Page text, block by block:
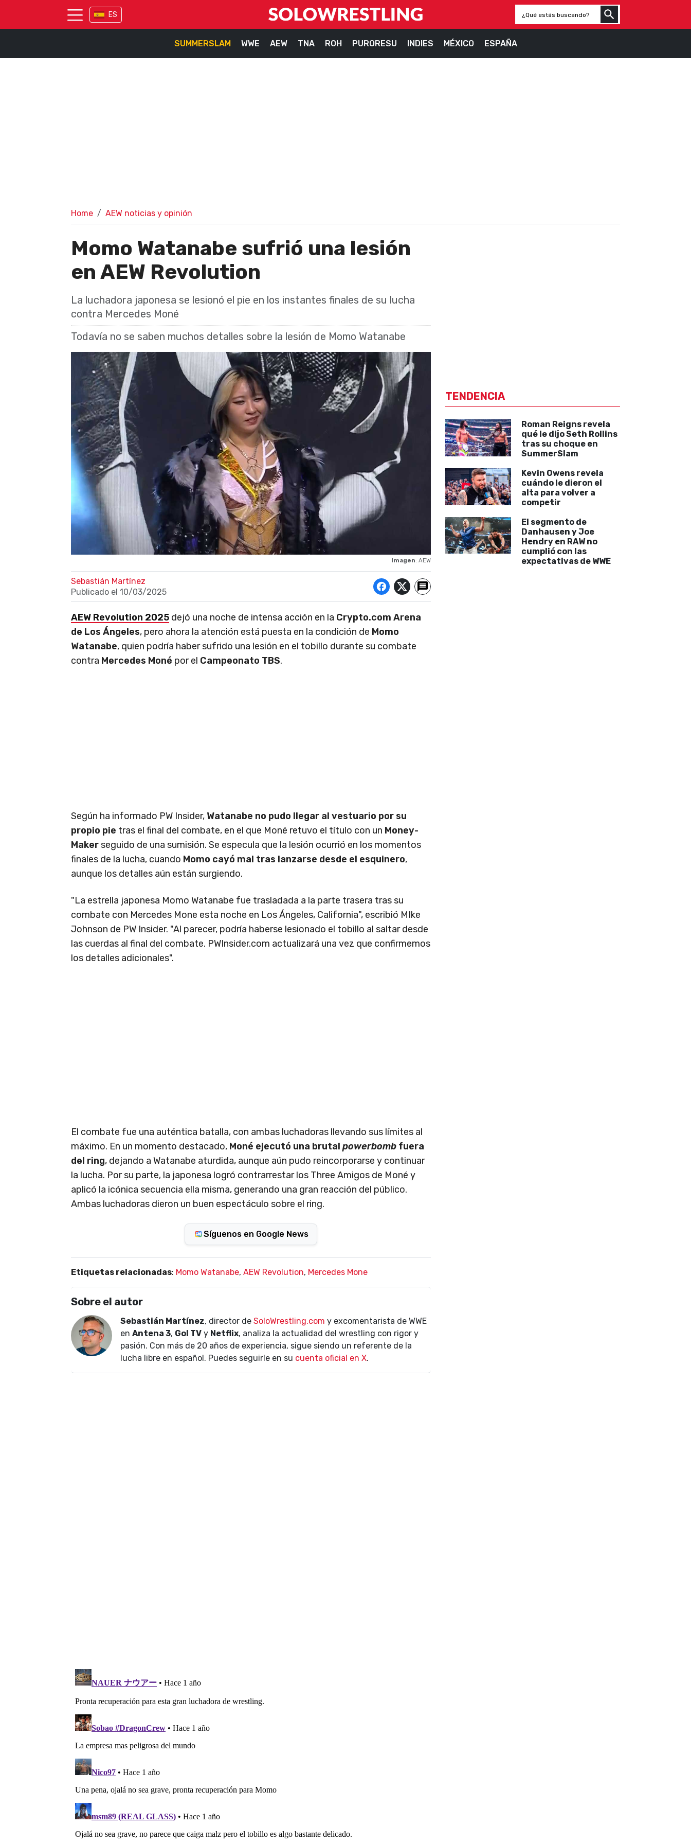
ES
SUMMERSLAM WWE AEW TNA ROH PURORESU INDIES MÉXICO ESPAÑA
Home AEW noticias y opinión
Momo Watanabe sufrió una lesión
en AEW Revolution
La luchadora japonesa se lesionó el pie en los instantes finales de su lucha
contra Mercedes Moné
Todavía no se saben muchos detalles sobre la lesión de Momo Watanabe
Imagen: AEW
Sebastián Martínez
Publicado el 10/03/2025
AEW Revolution 2025 dejó una noche de intensa acción en la Crypto.com Arena
de Los Ángeles, pero ahora la atención está puesta en la condición de Momo
Watanabe, quien podría haber sufrido una lesión en el tobillo durante su combate
contra Mercedes Moné por el Campeonato TBS.
Según ha informado PW Insider, Watanabe no pudo llegar al vestuario por su
propio pie tras el final del combate, en el que Moné retuvo el título con un Money-
Makerseguido de una sumisión. Se especula que la lesión ocurrió en los momentos
finales de la lucha, cuando Momo cayó mal tras lanzarse desde el esquinero,
aunque los detalles aún están surgiendo.
"La estrella japonesa Momo Watanabe fue trasladada a la parte trasera tras su
combate con Mercedes Mone esta noche en Los Ángeles, California", escribió MIke
Johnson de PW Insider. "Al parecer, podría haberse lesionado el tobillo al saltar desde
las cuerdas al final del combate. PWInsider.com actualizará una vez que confirmemos
los detalles adicionales".
El combate fue una auténtica batalla, con ambas luchadoras llevando sus límites al
máximo. En un momento destacado, Moné ejecutó una brutal powerbomb fuera
del ring, dejando a Watanabe aturdida, aunque aún pudo reincorporarse y continuar
la lucha. Por su parte, la japonesa logró contrarrestar los Three Amigos de Moné y
aplicó la icónica secuencia ella misma, generando una gran reacción del público.
Ambas luchadoras dieron un buen espectáculo sobre el ring.
Síguenos en Google News
Etiquetas relacionadas: Momo Watanabe, AEW Revolution, Mercedes Mone
Sobre el autor
Sebastián Martínez, director de SoloWrestling.com y excomentarista de WWE
en Antena 3, Gol TV y Netflix, analiza la actualidad del wrestling con rigor y
pasión. Con más de 20 años de experiencia, sigue siendo un referente de la
lucha libre en español. Puedes seguirle en su cuenta oficial en X.
TENDENCIA
Roman Reigns revela
qué le dijo Seth Rollins
tras su choque en
SummerSlam
Kevin Owens revela
cuándo le dieron el
alta para volver a
competir
El segmento de
Danhausen y Joe
Hendry en RAW no
cumplió con las
expectativas de WWE